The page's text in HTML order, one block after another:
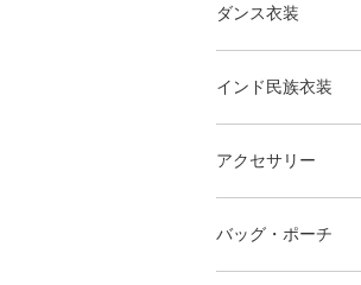
ダンス衣装
インド民族衣装
アクセサリー
バッグ・ポーチ